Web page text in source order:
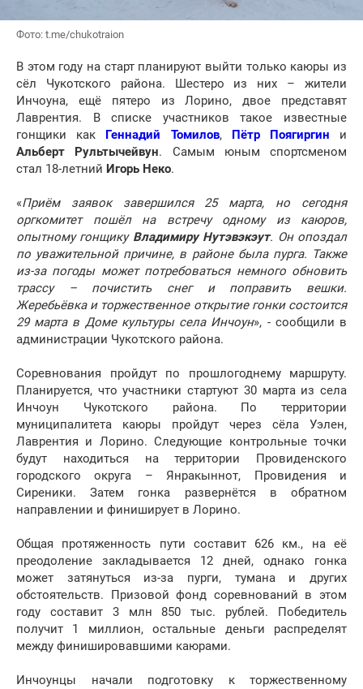
Фото: t.me/chukotraion
В этом году на старт планируют выйти только каюры из
сёл Чукотского района. Шестеро из них – жители
Инчоуна, ещё пятеро из Лорино, двое представят
Лаврентия. В списке участников такое известные
гонщики как
Геннадий Томилов, Пётр Поягиргин и
Альберт Рультычейвун. Самым юным спортсменом
стал 18-летний Игорь Неко.
«Приём заявок завершился 25 марта, но сегодня
оргкомитет пошёл на встречу одному из каюров,
опытному гонщику Владимиру Нутэвэкэут. Он опоздал
по уважительной причине, в районе была пурга. Также
из-за погоды может потребоваться немного обновить
трассу – почистить снег и поправить вешки.
Жеребьёвка и торжественное открытие гонки состоится
29 марта в Доме культуры села Инчоун», - сообщили в
администрации Чукотского района.
Соревнования пройдут по прошлогоднему маршруту.
Планируется, что участники стартуют 30 марта из села
Инчоун Чукотского района. По территории
муниципалитета каюры пройдут через сёла Уэлен,
Лаврентия и Лорино. Следующие контрольные точки
будут находиться на территории Провиденского
городского округа – Янракыннот, Провидения и
Сиреники. Затем гонка развернётся в обратном
направлении и финиширует в Лорино.
Общая протяженность пути составит 626 км., на её
преодоление закладывается 12 дней, однако гонка
может затянуться из-за пурги, тумана и других
обстоятельств. Призовой фонд соревнований в этом
году составит 3 млн 850 тыс. рублей. Победитель
получит 1 миллион, остальные деньги распределят
между финишировавшими каюрами.
Инчоунцы начали подготовку к торжественному